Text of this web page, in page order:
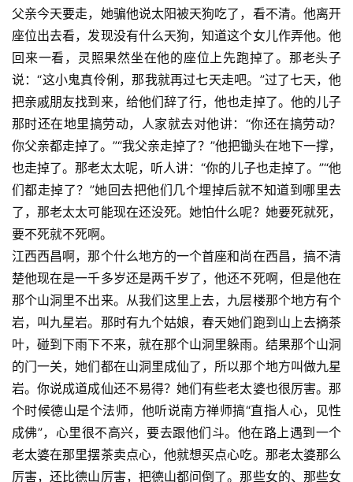
资
讯
八
点
僧
父亲今天要走，她骗他说太阳被天狗吃了，看不清。他离开
座位出去看，发现没有什么天狗，知道这个女儿作弄他。他
回来一看，灵照果然坐在他的座位上先跑掉了。那老头子
说：“这小鬼真伶俐，那我就再过七天走吧。”过了七天，他
把亲戚朋友找到来，给他们辞了行，他也走掉了。他的儿子
那时还在地里搞劳动，人家就去对他讲：“你还在搞劳动？
你父亲都走掉了。”“我父亲走掉了？”他把锄头在地下一撑，
也走掉了。那老太太呢，听人讲：“你的儿子也走掉了。”“他
们都走掉了？”她回去把他们几个埋掉后就不知道到哪里去
了，那老太太可能现在还没死。她怕什么呢？她要死就死，
要不死就不死啊。
江西西昌啊，那个什么地方的一个首座和尚在西昌，搞不清
楚他现在是一千多岁还是两千岁了，他还不死啊，但是他在
那个山洞里不出来。从我们这里上去，九层楼那个地方有个
岩，叫九星岩。那时有九个姑娘，春天她们跑到山上去摘茶
叶，碰到下雨下不来，就在那个山洞里躲雨。结果那个山洞
的门一关，她们都在山洞里成仙了，所以那个地方叫做九星
岩。你说成道成仙还不易得？她们有些老太婆也很厉害。那
个时候德山是个法师，他听说南方禅师搞“直指人心，见性
成佛”，心里很不高兴，要去跟他们斗。他在路上遇到一个
老太婆在那里摆茶卖点心，他就想买点心吃。那老太婆那么
厉害，还比德山厉害，把德山都问倒了。那些女的、那些女